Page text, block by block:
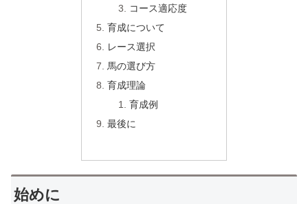
コース適応度
育成について
レース選択
馬の選び方
育成理論
育成例
最後に
始めに